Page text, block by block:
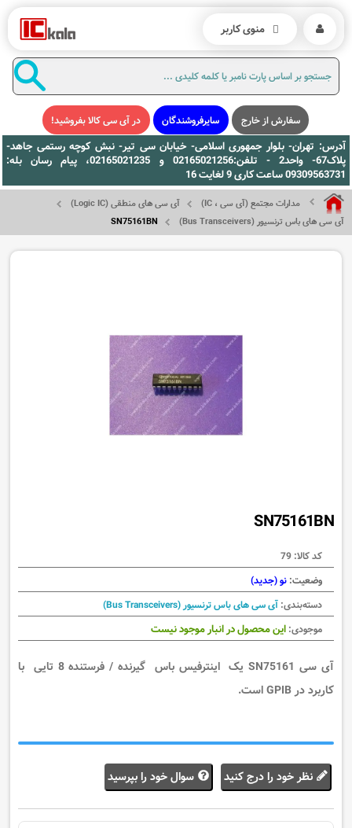
سفارش از خارج سایرفروشندگان در آی سی کالا بفروشید!
آدرس: تهران- بلوار جمهوری اسلامی- خیابان سی تیر- نبش کوچه رستمی جاهد-
پلاک67- واحد2 - تلفن:02165021256 و 02165021235، پیام رسان بله:
09309563731 ساعت کاری 9 لغایت 16
مدارات مجتمع (آی سی ، IC)
آی سی های منطقی (Logic IC)
آی سی های باس ترنسیور (Bus Transceivers)
SN75161BN
SN75161BN
کد کالا: 79
وضعیت: نو (جدید)
دسته‌بندی: آی سی های باس ترنسیور (Bus Transceivers)
موجودی: این محصول در انبار موجود نیست
آی سی SN75161 یک اینترفیس باس گیرنده / فرستنده 8 تایی با
کاربرد در GPIB است.
نظر خود را درج کنید سوال خود را بپرسید
منوی کاربر